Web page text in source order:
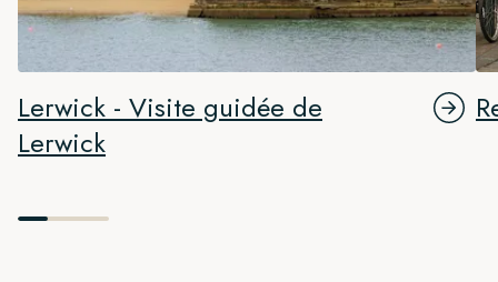
Lerwick - Visite guidée de
Lerwick